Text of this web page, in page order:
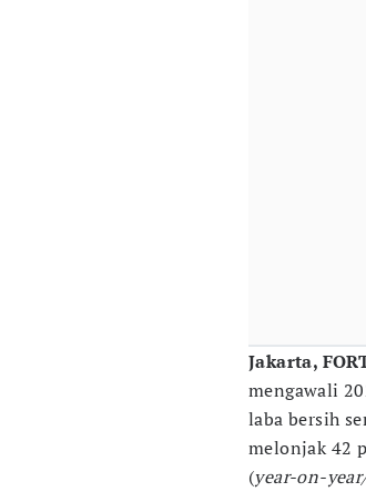
Jakarta,
mengawali
laba bersih
melonjak 42
(year-on-